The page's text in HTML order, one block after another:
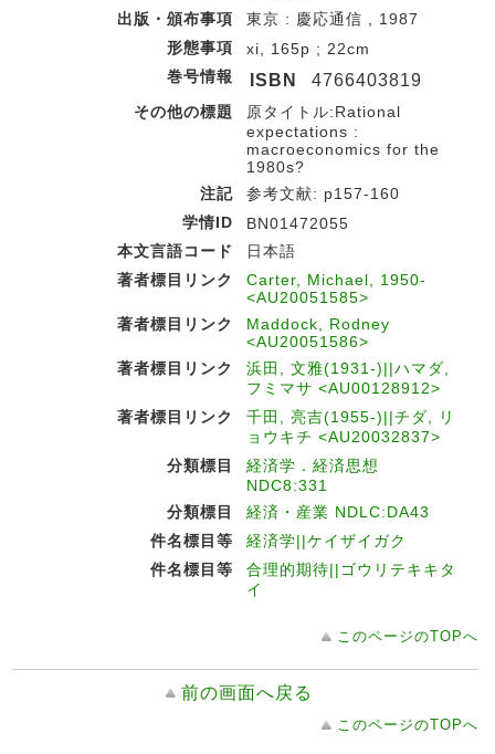
出版・頒布事項
東京 : 慶応通信 , 1987
形態事項
xi, 165p ; 22cm
巻号情報
ISBN 4766403819
その他の標題
原タイトル:Rational
expectations :
macroeconomics for the
1980s?
注記
参考文献: p157-160
学情ID
BN01472055
本文言語コード
日本語
著者標目リンク
Carter, Michael, 1950-
<AU20051585>
著者標目リンク
Maddock, Rodney
<AU20051586>
著者標目リンク
浜田, 文雅(1931-)||ハマダ,
フミマサ <AU00128912>
著者標目リンク
千田, 亮吉(1955-)||チダ, リ
ョウキチ <AU20032837>
分類標目
経済学．経済思想
NDC8:331
分類標目
経済・産業 NDLC:DA43
件名標目等
経済学||ケイザイガク
件名標目等
合理的期待||ゴウリテキキタ
イ
このページのTOPへ
前の画面へ戻る
このページのTOPへ